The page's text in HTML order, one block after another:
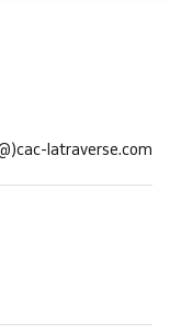
latraverse.com